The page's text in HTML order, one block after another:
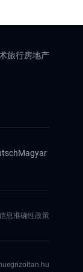
旅行房地产
Magyar
息准确性政策
egrizoltan.hu